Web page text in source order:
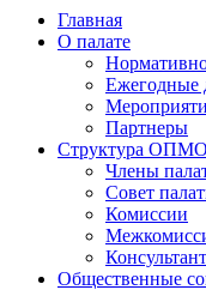
Главная
О палате
Ежегодные
Партнеры
Структура ОПМО
Члены
Совет
Комиссии
Общественные